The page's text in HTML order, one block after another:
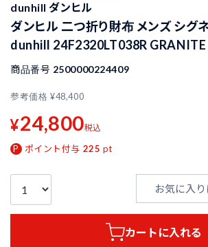
dunhill ダンヒル
ダンヒル 二つ折り財布 メンズ シグ
dunhill 24F2320LT038R GRANITE
商品番号 2500000224409
参考価格 ¥48,400
¥24,800税込
ポイント付与 225 pt
お気に入
カートに入れる